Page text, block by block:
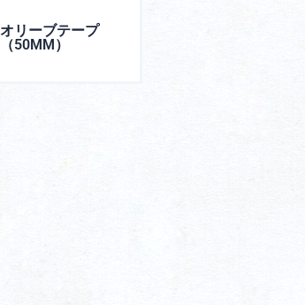
オリーブテープ
（50MM）